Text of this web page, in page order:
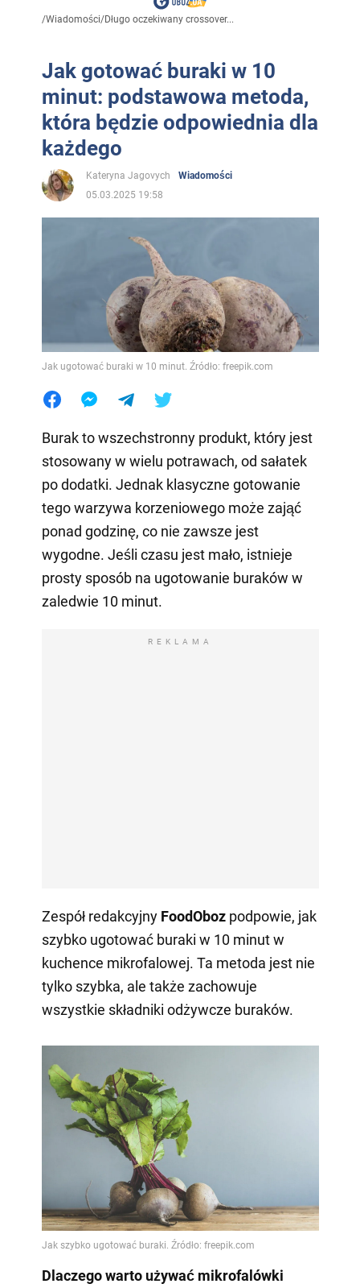
/Wiadomości/Długo oczekiwany crossover...
Jak gotować buraki w 10
minut: podstawowa metoda,
która będzie odpowiednia dla
każdego
Kateryna Jagovych
Wiadomości
05.03.2025 19:58
Jak ugotować buraki w 10 minut. Źródło: freepik.com
Burak to wszechstronny produkt, który jest
stosowany w wielu potrawach, od sałatek
po dodatki. Jednak klasyczne gotowanie
tego warzywa korzeniowego może zająć
ponad godzinę, co nie zawsze jest
wygodne. Jeśli czasu jest mało, istnieje
prosty sposób na ugotowanie buraków w
zaledwie 10 minut.
REKLAMA
Zespół redakcyjny FoodOboz podpowie, jak
szybko ugotować buraki w 10 minut w
kuchence mikrofalowej. Ta metoda jest nie
tylko szybka, ale także zachowuje
wszystkie składniki odżywcze buraków.
Dlaczego warto używać mikrofalówki